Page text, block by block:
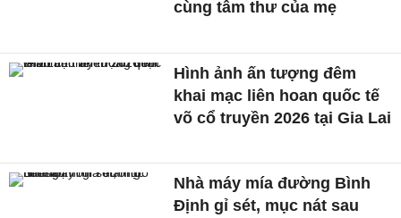
cùng tâm thư của mẹ
Hình ảnh ấn tượng đêm
khai mạc liên hoan quốc tế
võ cổ truyền 2026 tại Gia Lai
Nhà máy mía đường Bình
Định gỉ sét, mục nát sau